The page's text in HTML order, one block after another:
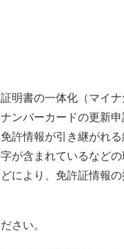
明書の一体化（マイ
ンバーカードの更新
許情報が引き継がれ
が含まれているなど
により、免許証情報
さい。